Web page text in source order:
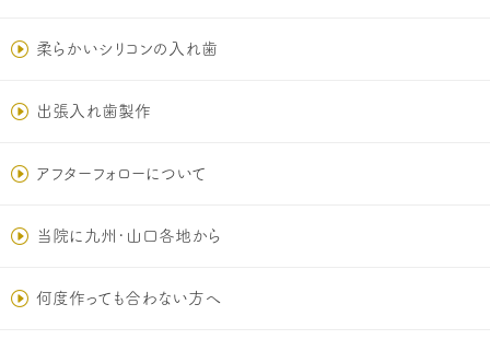
柔らかいシリコンの入れ歯
出張入れ歯製作
アフターフォローについて
当院に九州･山口各地から
何度作っても合わない方へ